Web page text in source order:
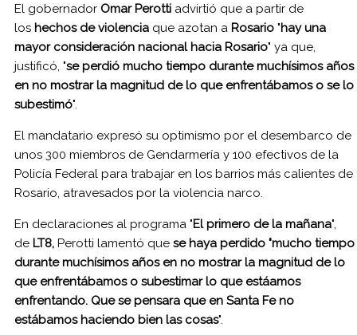
El gobernador Omar Perotti advirtió que a partir de
los hechos de violencia que azotan a Rosario "hay una
mayor consideración nacional hacia Rosario" ya que,
justificó, "se perdió mucho tiempo durante muchísimos años
en no mostrar la magnitud de lo que enfrentábamos o se lo
subestimó".
El mandatario expresó su optimismo por el desembarco de
unos 300 miembros de Gendarmería y 100 efectivos de la
Policía Federal para trabajar en los barrios más calientes de
Rosario, atravesados por la violencia narco.
En declaraciones al programa "El primero de la mañana",
de LT8, Perotti lamentó que se haya perdido "mucho tiempo
durante muchísimos años en no mostrar la magnitud de lo
que enfrentábamos o subestimar lo que estáamos
enfrentando. Que se pensara que en Santa Fe no
estábamos haciendo bien las cosas".